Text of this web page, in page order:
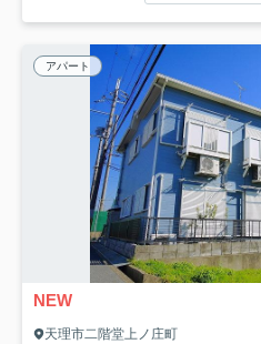
アパート
NEW
天理市二階堂上ノ庄町